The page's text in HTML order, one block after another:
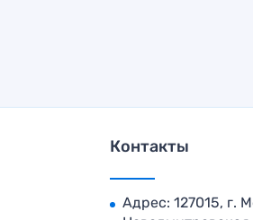
Контакты
Адрес: 127015, г.